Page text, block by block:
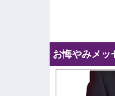
お悔やみメッ